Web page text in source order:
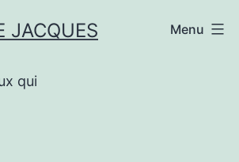
JACQUES
qui
Menu